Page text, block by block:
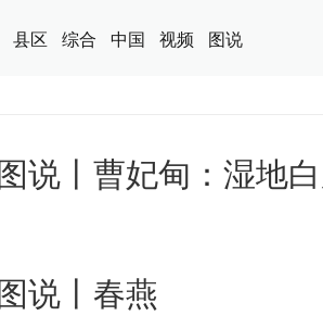
县区 综合 中国 视频 图说
图说丨曹妃甸：湿地
图说丨春燕